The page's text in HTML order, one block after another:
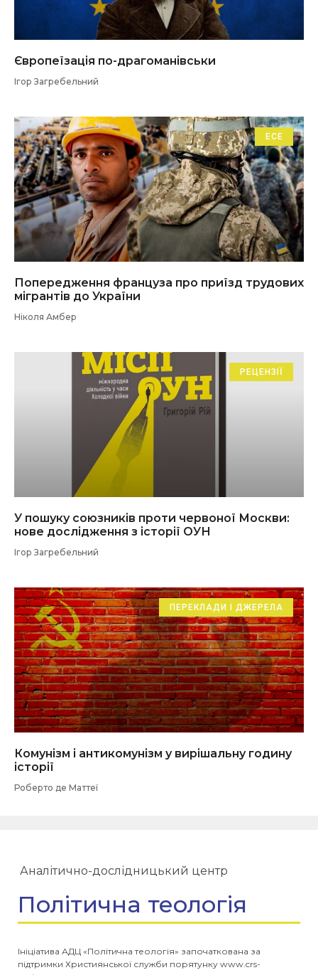
Європеїзація по-драгоманівськи
Ігор Загребельний
ЕСЕ
Попередження француза про приїзд трудових
мігрантів до України
Ніколя Амбер
РЕЦЕНЗІЇ
У пошуку союзників проти червоної Москви:
нове дослідження з історії ОУН
Ігор Загребельний
ПЕРЕКЛАДИ І ДЖЕРЕЛА
Комунізм і антикомунізм у вирішальну годину
історії
Роберто де Маттеї
Аналітично-дослідницький центр
Політична теологія
Ініціатива АДЦ «Політична теологія» започаткована за
підтримки Християнської служби порятунку www.crs-